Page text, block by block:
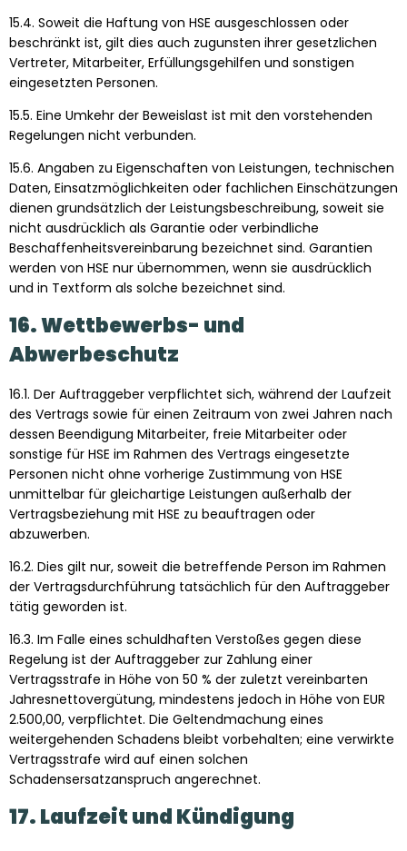
15.4. Soweit die Haftung von HSE ausgeschlossen oder
beschränkt ist, gilt dies auch zugunsten ihrer gesetzlichen
Vertreter, Mitarbeiter, Erfüllungsgehilfen und sonstigen
eingesetzten Personen.
15.5. Eine Umkehr der Beweislast ist mit den vorstehenden
Regelungen nicht verbunden.
15.6. Angaben zu Eigenschaften von Leistungen, technischen
Daten, Einsatzmöglichkeiten oder fachlichen Einschätzungen
dienen grundsätzlich der Leistungsbeschreibung, soweit sie
nicht ausdrücklich als Garantie oder verbindliche
Beschaffenheitsvereinbarung bezeichnet sind. Garantien
werden von HSE nur übernommen, wenn sie ausdrücklich
und in Textform als solche bezeichnet sind.
16. Wettbewerbs- und
Abwerbeschutz
16.1. Der Auftraggeber verpflichtet sich, während der Laufzeit
des Vertrags sowie für einen Zeitraum von zwei Jahren nach
dessen Beendigung Mitarbeiter, freie Mitarbeiter oder
sonstige für HSE im Rahmen des Vertrags eingesetzte
Personen nicht ohne vorherige Zustimmung von HSE
unmittelbar für gleichartige Leistungen außerhalb der
Vertragsbeziehung mit HSE zu beauftragen oder
abzuwerben.
16.2. Dies gilt nur, soweit die betreffende Person im Rahmen
der Vertragsdurchführung tatsächlich für den Auftraggeber
tätig geworden ist.
16.3. Im Falle eines schuldhaften Verstoßes gegen diese
Regelung ist der Auftraggeber zur Zahlung einer
Vertragsstrafe in Höhe von 50 % der zuletzt vereinbarten
Jahresnettovergütung, mindestens jedoch in Höhe von EUR
2.500,00, verpflichtet. Die Geltendmachung eines
weitergehenden Schadens bleibt vorbehalten; eine verwirkte
Vertragsstrafe wird auf einen solchen
Schadensersatzanspruch angerechnet.
17. Laufzeit und Kündigung